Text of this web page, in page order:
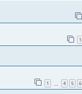
1
1 4 5 6